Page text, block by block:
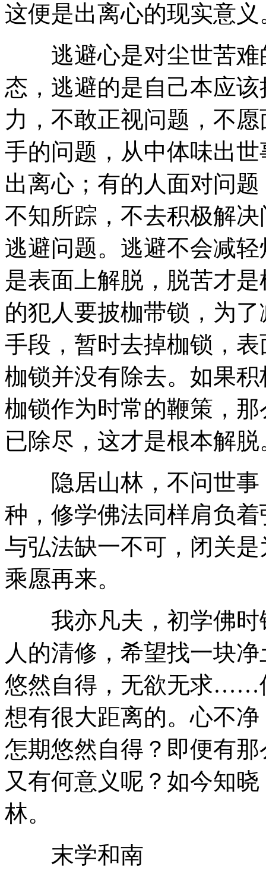
这便是出离心的现实意义
逃避心是对尘世苦难
态，逃避的是自己本应
力，不敢正视问题，不
手的问题，从中体味出
出离心；有的人面对问
不知所踪，不去积极解
逃避问题。逃避不会减
是表面上解脱，脱苦才
的犯人要披枷带锁，为
手段，暂时去掉枷锁，
枷锁并没有除去。如果
枷锁作为时常的鞭策，
已除尽，这才是根本解脱
隐居山林，不问世事
种，修学佛法同样肩负
与弘法缺一不可，闭关
乘愿再来。
我亦凡夫，初学佛时
人的清修，希望找一块
悠然自得，无欲无求……
想有很大距离的。心不
怎期悠然自得？即便有
又有何意义呢？如今知
林。
末学和南